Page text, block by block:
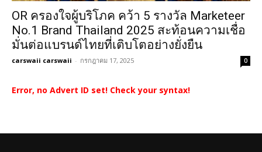
OR ครองใจผู้บริโภค คว้า 5 รางวัล Marketeer
No.1 Brand Thailand 2025 สะท้อนความเชื่อ
มั่นต่อแบรนด์ไทยที่เติบโตอย่างยั่งยืน
carswaii carswaii - กรกฎาคม 17, 2025 0
Error, no Advert ID set! Check your syntax!